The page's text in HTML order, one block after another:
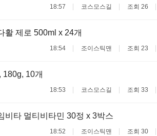
18:57 코스모스길 조회 26
활 제로 500ml x 24개
18:54 조이스틱맨 조회 23
10개
18:53 코스모스길 조회 33
비타 멀티비타민 30정 x 3박스
18:52 조이스틱맨 조회 30